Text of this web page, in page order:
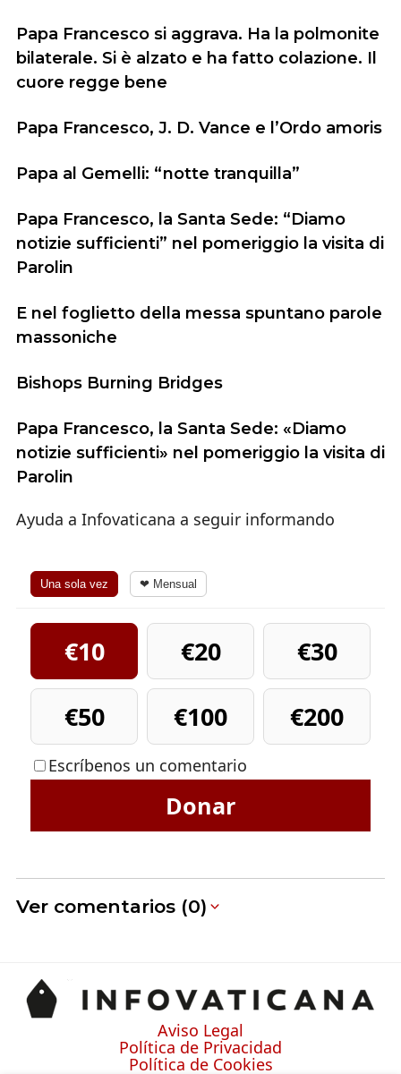
Papa Francesco si aggrava. Ha la polmonite
bilaterale. Si è alzato e ha fatto colazione. Il
cuore regge bene
Papa Francesco, J. D. Vance e l’Ordo amoris
Papa al Gemelli: “notte tranquilla”
Papa Francesco, la Santa Sede: “Diamo
notizie sufficienti” nel pomeriggio la visita di
Parolin
E nel foglietto della messa spuntano parole
massoniche
Bishops Burning Bridges
Papa Francesco, la Santa Sede: «Diamo
notizie sufficienti» nel pomeriggio la visita di
Parolin
Ayuda a Infovaticana a seguir informando
Una sola vez ❤ Mensual
€10 €20
€30
€50
€100 €200
Escríbenos un comentario
Donar
Ver comentarios (0)
Aviso Legal
Política de Privacidad
Política de Cookies